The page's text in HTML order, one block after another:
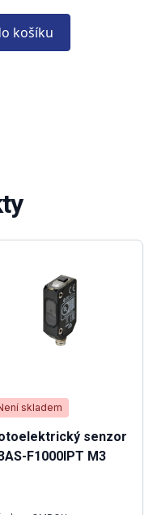
košíku
skladem
senzor
F1000IPT M3